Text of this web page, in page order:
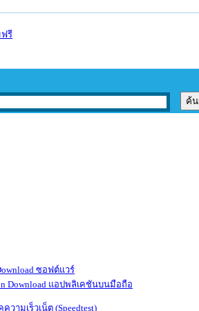
ซอฟต์แวร์
แอปพลิเคชันบนมือถือ
ความเร็วเน็ต (Speedtest)